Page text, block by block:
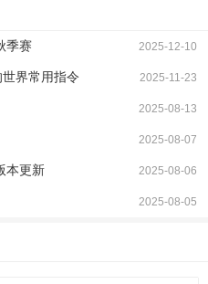
季赛 2025-12-10
界常用指令 2025-11-23
2025-08-13
2025-08-07
本更新 2025-08-06
2025-08-05